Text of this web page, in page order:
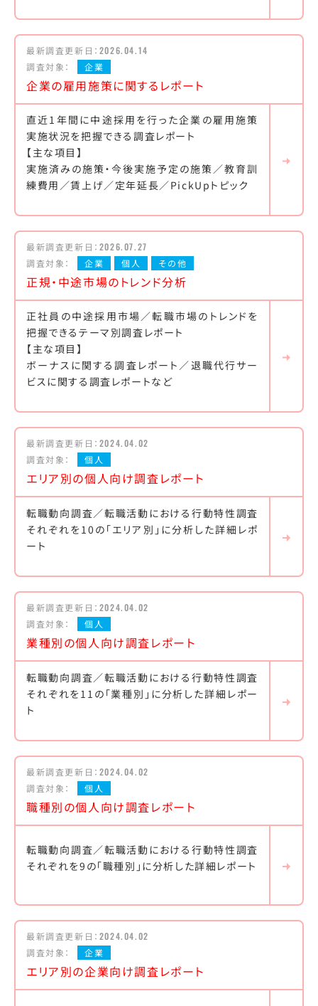
最新調査更新日： 2026.04.14
調査対象：
企業
企業の雇用施策に関するレポート
直近1年間に中途採用を行った企業の雇用施策
実施状況を把握できる調査レポート
【主な項目】
実施済みの施策・今後実施予定の施策／教育訓
練費用／賃上げ／定年延長／PickUpトピック
最新調査更新日： 2026.07.27
調査対象：
企業 個人 その他
正規・中途市場のトレンド分析
正社員の中途採用市場／転職市場のトレンドを
把握できるテーマ別調査レポート
【主な項目】
ボーナスに関する調査レポート／退職代行サー
ビスに関する調査レポートなど
最新調査更新日： 2024.04.02
調査対象：
個人
エリア別の個人向け調査レポート
転職動向調査／転職活動における行動特性調査
それぞれを10の「エリア別」に分析した詳細レポ
ート
最新調査更新日： 2024.04.02
調査対象：
個人
業種別の個人向け調査レポート
転職動向調査／転職活動における行動特性調査
それぞれを11の「業種別」に分析した詳細レポー
ト
最新調査更新日： 2024.04.02
調査対象：
個人
職種別の個人向け調査レポート
転職動向調査／転職活動における行動特性調査
それぞれを9の「職種別」に分析した詳細レポート
最新調査更新日： 2024.04.02
調査対象：
企業
エリア別の企業向け調査レポート